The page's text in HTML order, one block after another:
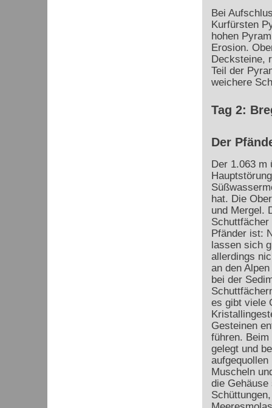
Bei
Kurfürsten
hohen
Erosion.
Decksteine,
Teil der
weichere
Tag 2:
Der
Der 1.063 m
hat. Die
und Mergel.
Schuttfächer
Pfänder ist:
lassen sich
allerdings
an den
bei der
es gibt viele
Gesteinen
führen. Beim
gelegt und
Muscheln
die